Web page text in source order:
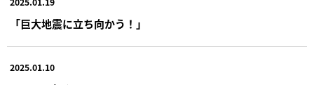
「巨大地震に立ち向かう！」
2025.01.10